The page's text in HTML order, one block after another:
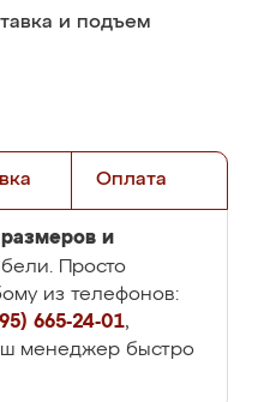
и подъем
Оплата
размеров и
Просто
из телефонов:
665-24-01,
менеджер быстро